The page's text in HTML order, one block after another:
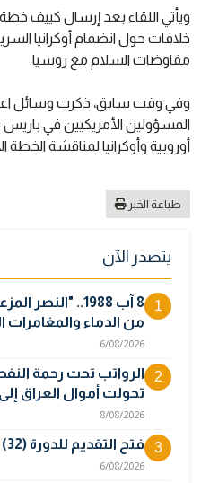
ويأتي اللقاء بعد إرسال كييف
خلافات حول انضمام أوكرانيا
مفاوضات السلام مع روسيا.
وفي وقت سابق، ذكرت وسائل
المسؤولين الأمريكيين في
أوروبية وأوكرانيا لمناقشة الخطة
طباعة الخبر
يتصدر الآن
1
8 آب 1988..
من الدماء والمغامرات
6/08/2026
2
الرواتب تحت رحمة
تحولت أموال العراق
8/08/2026
3 فتح التقديم للدورة (32) بالمعهد العالي للأمن
6/08/2026